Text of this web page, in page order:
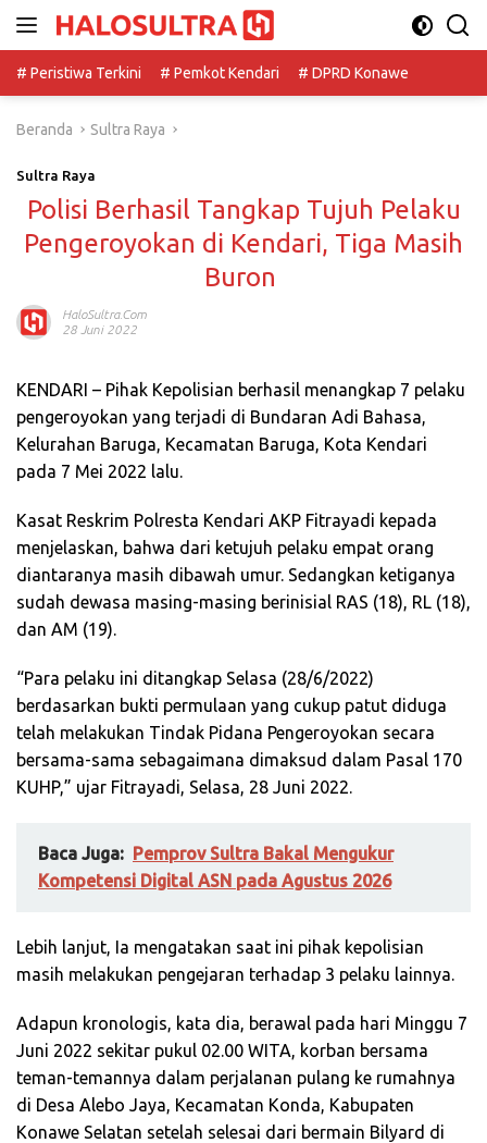
# Peristiwa Terkini
# Pemkot Kendari # DPRD Konawe
Beranda Sultra Raya
Sultra Raya
Polisi Berhasil Tangkap Tujuh Pelaku
Pengeroyokan di Kendari, Tiga Masih
Buron
HaloSultra.com
28 Juni 2022
KENDARI – Pihak Kepolisian berhasil menangkap 7 pelaku
pengeroyokan yang terjadi di Bundaran Adi Bahasa,
Kelurahan Baruga, Kecamatan Baruga, Kota Kendari
pada 7 Mei 2022 lalu.
Kasat Reskrim Polresta Kendari AKP Fitrayadi kepada
menjelaskan, bahwa dari ketujuh pelaku empat orang
diantaranya masih dibawah umur. Sedangkan ketiganya
sudah dewasa masing-masing berinisial RAS (18), RL (18),
dan AM (19).
“Para pelaku ini ditangkap Selasa (28/6/2022)
berdasarkan bukti permulaan yang cukup patut diduga
telah melakukan Tindak Pidana Pengeroyokan secara
bersama-sama sebagaimana dimaksud dalam Pasal 170
KUHP,” ujar Fitrayadi, Selasa, 28 Juni 2022.
Baca Juga: Pemprov Sultra Bakal Mengukur
Kompetensi Digital ASN pada Agustus 2026
Lebih lanjut, Ia mengatakan saat ini pihak kepolisian
masih melakukan pengejaran terhadap 3 pelaku lainnya.
Adapun kronologis, kata dia, berawal pada hari Minggu 7
Juni 2022 sekitar pukul 02.00 WITA, korban bersama
teman-temannya dalam perjalanan pulang ke rumahnya
di Desa Alebo Jaya, Kecamatan Konda, Kabupaten
Konawe Selatan setelah selesai dari bermain Bilyard di